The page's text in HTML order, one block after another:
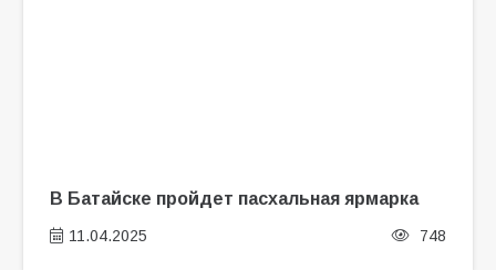
В Батайске пройдет пасхальная ярмарка
11.04.2025 748